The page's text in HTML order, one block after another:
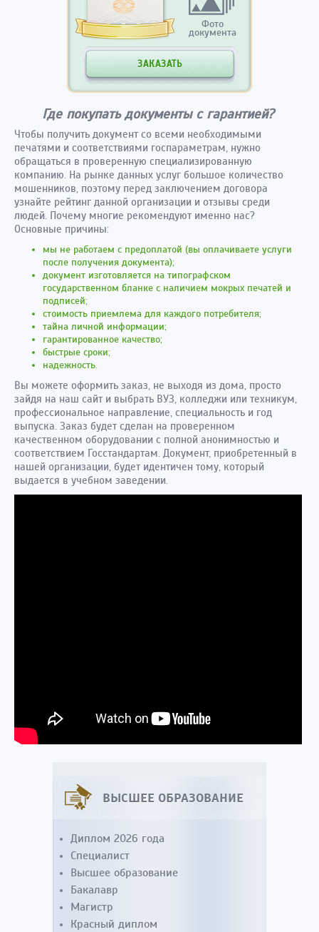
Фото
документа
ЗАКАЗАТЬ
Где покупать документы с гарантией?
Чтобы получить документ со всеми необходимыми
печатями и соответствиями госпараметрам, нужно
обращаться в проверенную специализированную
компанию. На рынке данных услуг большое количество
мошенников, поэтому перед заключением договора
узнайте рейтинг данной организации и отзывы среди
людей. Почему многие рекомендуют именно нас?
Основные причины:
мы не работаем с предоплатой (вы оплачиваете услуги
после получения документа);
документ изготовляется на типографском
государственном бланке с наличием мокрых печатей и
подписей;
стоимость приемлема для каждого потребителя;
тайна личной информации;
гарантированное качество;
быстрые сроки;
надежность.
Вы можете оформить заказ, не выходя из дома, просто
зайдя на наш сайт и выбрать ВУЗ, колледжи или техникум,
профессиональное направление, специальность и год
выпуска. Заказ будет сделан на проверенном
качественном оборудовании с полной анонимностью и
соответствием Госстандартам. Документ, приобретенный в
нашей организации, будет идентичен тому, который
выдается в учебном заведении.
ВЫСШЕЕ ОБРАЗОВАНИЕ
Диплом 2026 года
Специалист
Высшее образование
Бакалавр
Магистр
Красный диплом